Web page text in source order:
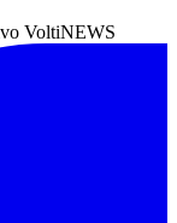
VoltiNEWS